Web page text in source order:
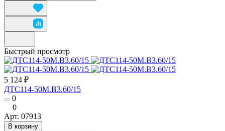
Быстрый просмотр
5 124 ₽
ДТС114-50М.В3.60/15
0
0
Арт. 07913
В корзину